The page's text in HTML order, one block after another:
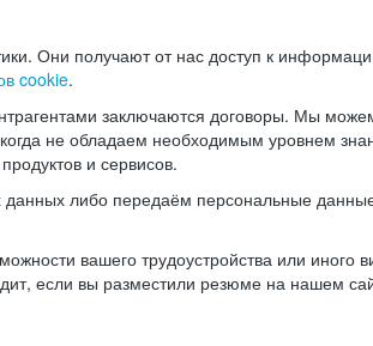
Они получают от нас доступ к
cookie.
заключаются договоры. Мы
не обладаем необходимым уровнем
и сервисов.
либо передаём персональные
вашего трудоустройства или иного
если вы разместили резюме на нашем